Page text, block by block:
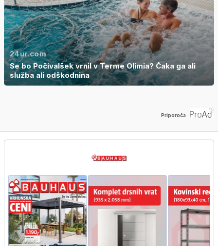
24ur.com
Se bo Počivalšek vrnil v Terme Olimia? Čaka ga ali
služba ali odškodnina
Priporoča